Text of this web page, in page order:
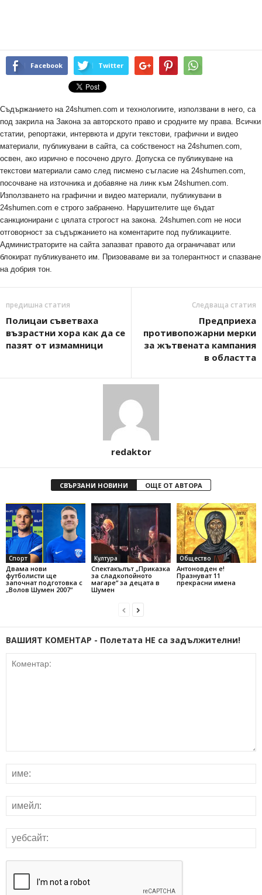
Facebook Twitter
Съдържанието на 24shumen.com и технологиите, използвани в него, са
под закрила на Закона за авторското право и сродните му права. Всички
статии, репортажи, интервюта и други текстови, графични и видео
материали, публикувани в сайта, са собственост на 24shumen.com,
освен, ако изрично е посочено друго. Допуска се публикуване на
текстови материали само след писмено съгласие на 24shumen.com,
посочване на източника и добавяне на линк към 24shumen.com.
Използването на графични и видео материали, публикувани в
24shumen.com е строго забранено. Нарушителите ще бъдат
санкционирани с цялата строгост на закона. 24shumen.com не носи
отговорност за съдържанието на коментарите под публикациите.
Администраторите на сайта запазват правото да ограничават или
блокират публикуването им. Призоваваме ви за толерантност и спазване
на добрия тон.
предишна статия
Полицаи съветваха
възрастни хора как да се
пазят от измамници
Следваща статия
Предприеха
противопожарни мерки
за жътвената кампания
в областта
redaktor
СВЪРЗАНИ НОВИНИ ОЩЕ ОТ АВТОРА
Спорт
Двама нови
футболисти ще
започнат подготовка с
„Волов Шумен 2007“
Култура
Спектакълът „Приказка
за сладкопойното
магаре“ за децата в
Шумен
Общество
Антоновден е!
Празнуват 11
прекрасни имена
ВАШИЯТ КОМЕНТАР - Полетата НЕ са задължителни!